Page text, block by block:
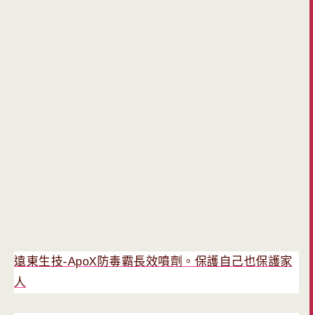
遠東生技-ApoX防毒霸長效噴劑。保護自己也保護家
人